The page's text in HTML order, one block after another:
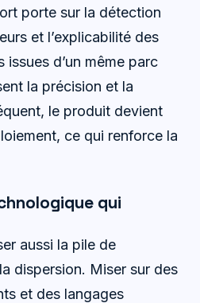
porte sur la détection
et l’explicabilité des
d’un même parc
la précision et la
le produit devient
ce qui renforce la
qui
aussi la pile de
dispersion. Miser sur des
et des langages